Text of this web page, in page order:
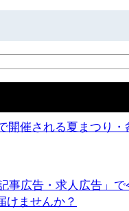
開催される夏まつり
事広告・求人広告」
けませんか？